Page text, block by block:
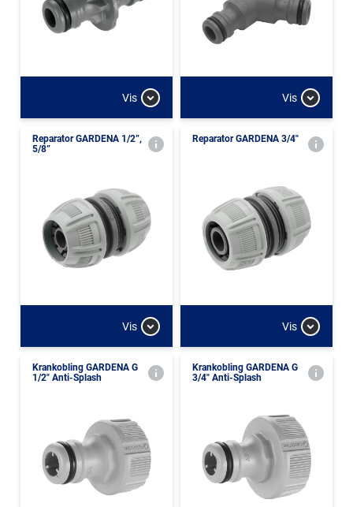
Vis Vis
Reparator GARDENA 1/2”,
5/8”
Vis
Reparator GARDENA 3/4"
Vis
Krankobling GARDENA G
1/2" Anti-Splash
Krankobling GARDENA G
3/4" Anti-Splash